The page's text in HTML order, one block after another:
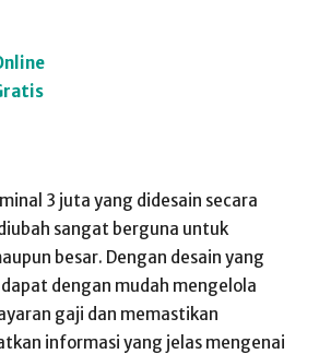
3 juta yang didesain secara
sangat berguna untuk
besar. Dengan desain yang
dengan mudah mengelola
gaji dan memastikan
informasi yang jelas mengenai